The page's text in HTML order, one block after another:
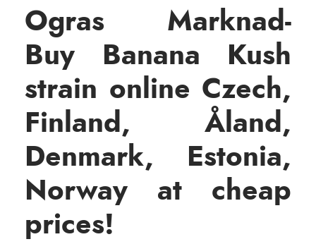
íOgras Marknad-
Buy Banana Kush
strain online Czech,
Finland, Åland,
Denmark, Estonia,
Norway at cheap
prices!